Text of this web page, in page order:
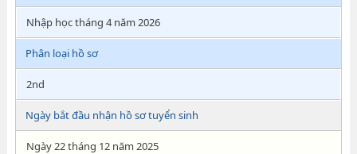
Nhập học tháng 4 năm 2026
Phân loại hồ sơ
2nd
Ngày bắt đầu nhận hồ sơ tuyển sinh
Ngày 22 tháng 12 năm 2025